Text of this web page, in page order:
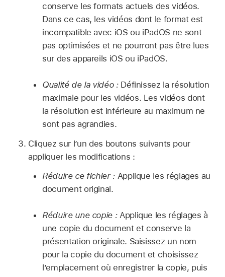
conserve les formats actuels des vidéos.
Dans ce cas, les vidéos dont le format est
incompatible avec iOS ou iPadOS ne sont
pas optimisées et ne pourront pas être lues
sur des appareils iOS ou iPadOS.
Qualité de la vidéo : Définissez la résolution
maximale pour les vidéos. Les vidéos dont
la résolution est inférieure au maximum ne
sont pas agrandies.
Cliquez sur l’un des boutons suivants pour
appliquer les modifications :
Réduire ce fichier : Applique les réglages au
document original.
Réduire une copie : Applique les réglages à
une copie du document et conserve la
présentation originale. Saisissez un nom
pour la copie du document et choisissez
l’emplacement où enregistrer la copie, puis